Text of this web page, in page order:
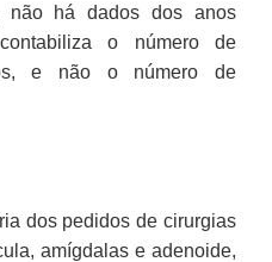
não há dados dos anos
o número de
e não o número de
dos pedidos de cirurgias
amígdalas e adenoide,